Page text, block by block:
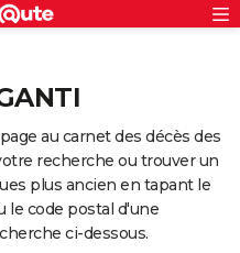
au carnet des décès des
recherche ou trouver un
plus ancien en tapant le
le code postal d'une
ci-dessous.